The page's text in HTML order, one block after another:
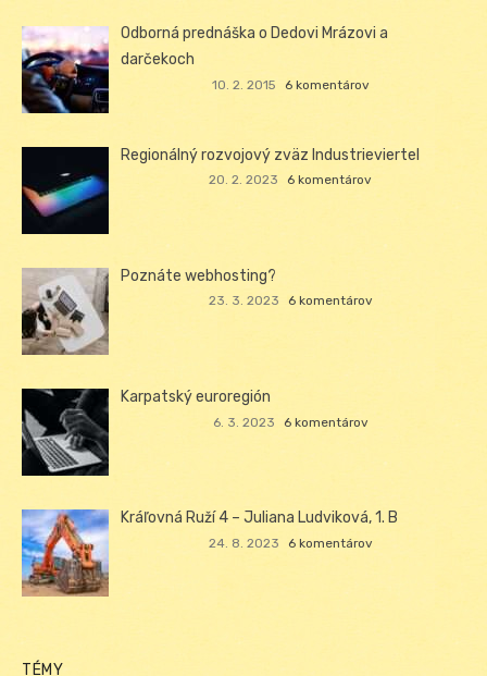
Odborná prednáška o Dedovi Mrázovi a
darčekoch
10. 2. 2015 6 komentárov
Regionálný rozvojový zväz Industrieviertel
20. 2. 2023 6 komentárov
Poznáte webhosting?
23. 3. 2023 6 komentárov
Karpatský euroregión
6. 3. 2023 6 komentárov
Kráľovná Ruží 4 – Juliana Ludviková, 1. B
24. 8. 2023 6 komentárov
TÉMY